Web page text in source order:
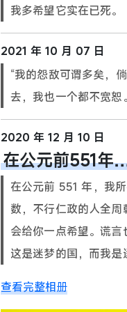
我多希望它实在已死。
2021 年 10 月 07 日
“我的怨敌可谓多矣，
去，我也一个都不宽恕
2020 年 12 月 10 日
在公元前551
在公元前 551 年，我
数，不行仁政的人全
会给你一点希望。谎言
这是迷梦的国，而我是
查看完整相册